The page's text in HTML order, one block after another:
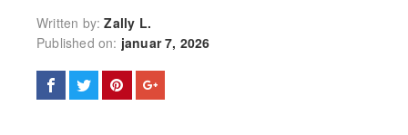
Written by:Zally L.
Published on: januar 7, 2026